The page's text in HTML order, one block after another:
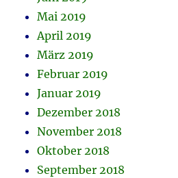
Mai 2019
April 2019
März 2019
Februar 2019
Januar 2019
Dezember 2018
November 2018
Oktober 2018
September 2018